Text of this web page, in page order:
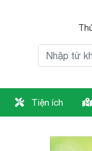
Tiện ích